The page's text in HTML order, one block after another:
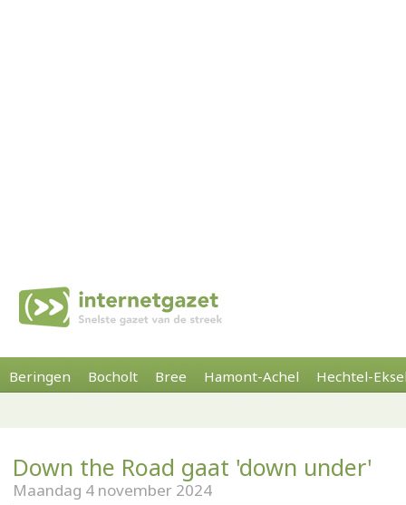
Beringen Bocholt Bree Hamont-Achel Hechtel-
Down the Road gaat 'down under'
Maandag 4 november 2024